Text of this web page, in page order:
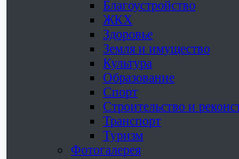
Благоустройство
ЖКХ
Здоровье
Земля и имущество
Культура
Образование
Спорт
Строительство и
Транспорт
Туризм
Фотогалерея